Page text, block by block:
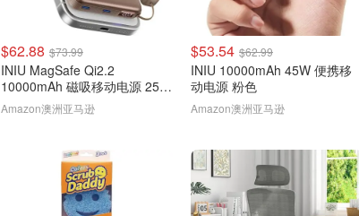
$62.88 $73.99
INIU MagSafe Qi2.2
10000mAh 磁吸移动电源 25W
棕色
Amazon澳洲亚马逊
$53.54 $62.99
INIU 10000mAh 45W 便携移
动电源 粉色
Amazon澳洲亚马逊